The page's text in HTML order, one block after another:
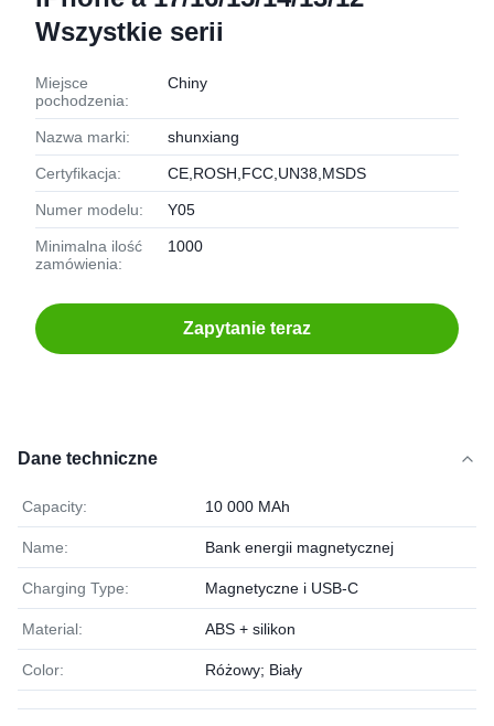
Wszystkie serii
Miejsce
pochodzenia:
Chiny
Nazwa marki: shunxiang
Certyfikacja: CE,ROSH,FCC,UN38,MSDS
Numer modelu: Y05
Minimalna ilość
zamówienia:
1000
Zapytanie teraz
Dane techniczne
Capacity: 10 000 MAh
Name: Bank energii magnetycznej
Charging Type: Magnetyczne i USB-C
Material: ABS + silikon
Color: Różowy; Biały